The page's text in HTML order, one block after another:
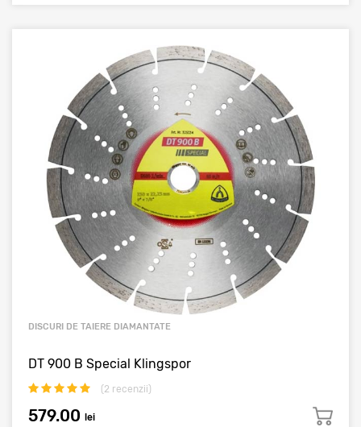
DISCURI DE TAIERE DIAMANTATE
DT 900 B Special Klingspor
(2 recenzii)
579.00 lei